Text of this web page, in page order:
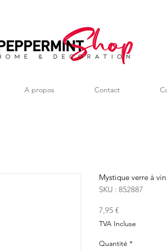
A propos Contact
Mystique verre à
SKU : 852887
7,95 €Prix
TVA Incluse
Quantité *